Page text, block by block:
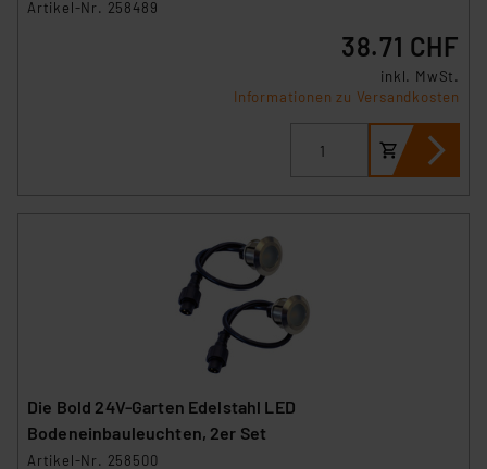
Artikel-Nr. 258489
38.71 CHF
inkl. MwSt.
Informationen zu Versandkosten
Die Bold 24V-Garten Edelstahl LED
Bodeneinbauleuchten, 2er Set
Artikel-Nr. 258500